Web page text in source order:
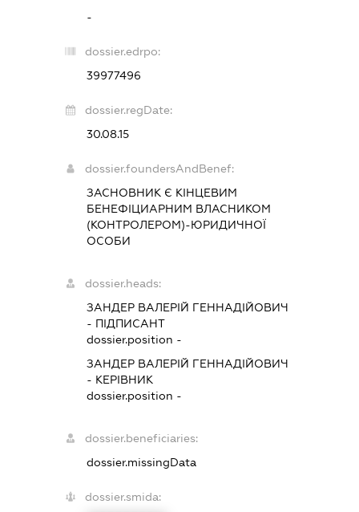
-
dossier.edrpo:
39977496
dossier.regDate:
30.08.15
dossier.foundersAndBenef:
ЗАСНОВНИК Є КІНЦЕВИМ
БЕНЕФІЦИАРНИМ ВЛАСНИКОМ
(КОНТРОЛЕРОМ)-ЮРИДИЧНОЇ
ОСОБИ
dossier.heads:
ЗАНДЕР ВАЛЕРІЙ ГЕННАДІЙОВИЧ
- ПІДПИСАНТ
dossier.position -
ЗАНДЕР ВАЛЕРІЙ ГЕННАДІЙОВИЧ
- КЕРІВНИК
dossier.position -
dossier.beneficiaries:
dossier.missingData
dossier.smida: